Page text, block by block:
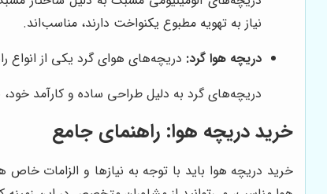
نیاز به تهویه مطبوع یکنواخت دارند، مناسب‌اند.
دریچه هوا گرد: دریچه‌های هوای گرد یکی از
دریچه‌های گرد به دلیل طراحی ساده و کارآمد
خرید دریچه هوا: راهنمای جامع
خرید دریچه هوا باید با توجه به نیازها و الزامات